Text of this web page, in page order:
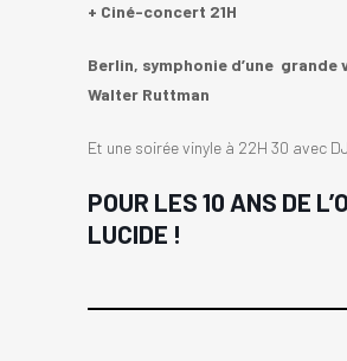
+ Ciné-concert 21H
Berlin, symphonie d’une grande
Walter Ruttman
Et une soirée vinyle à 22H 30 avec
POUR LES 10 ANS DE
LUCIDE !